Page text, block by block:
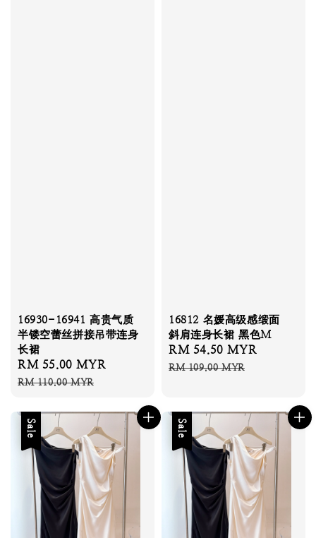
16930-16941 高贵气质
半镂空蕾丝拼接吊带连身
长裙
Sale
price
RM 55.00 MYR
RM 110.00 MYR
16812 名媛高级感缎面
斜肩连身长裙 黑色M
Sale
price
RM 54.50 MYR
RM 109.00 MYR
Sale Sale